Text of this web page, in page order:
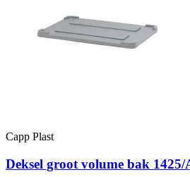
Capp Plast
Deksel groot volume bak